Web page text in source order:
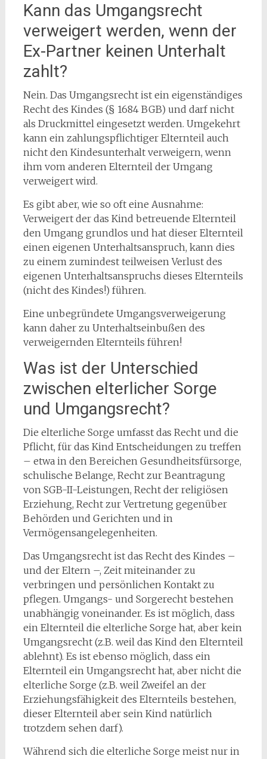
Kann das Umgangsrecht
verweigert werden, wenn der
Ex-Partner keinen Unterhalt
zahlt?
Nein. Das Umgangsrecht ist ein eigenständiges
Recht des Kindes (§ 1684 BGB) und darf nicht
als Druckmittel eingesetzt werden. Umgekehrt
kann ein zahlungspflichtiger Elternteil auch
nicht den Kindesunterhalt verweigern, wenn
ihm vom anderen Elternteil der Umgang
verweigert wird.
Es gibt aber, wie so oft eine Ausnahme:
Verweigert der das Kind betreuende Elternteil
den Umgang grundlos und hat dieser Elternteil
einen eigenen Unterhaltsanspruch, kann dies
zu einem zumindest teilweisen Verlust des
eigenen Unterhaltsanspruchs dieses Elternteils
(nicht des Kindes!) führen.
Eine unbegründete Umgangsverweigerung
kann daher zu Unterhaltseinbußen des
verweigernden Elternteils führen!
Was ist der Unterschied
zwischen elterlicher Sorge
und Umgangsrecht?
Die elterliche Sorge umfasst das Recht und die
Pflicht, für das Kind Entscheidungen zu treffen
– etwa in den Bereichen Gesundheitsfürsorge,
schulische Belange, Recht zur Beantragung
von SGB-II-Leistungen, Recht der religiösen
Erziehung, Recht zur Vertretung gegenüber
Behörden und Gerichten und in
Vermögensangelegenheiten.
Das Umgangsrecht ist das Recht des Kindes –
und der Eltern –, Zeit miteinander zu
verbringen und persönlichen Kontakt zu
pflegen. Umgangs- und Sorgerecht bestehen
unabhängig voneinander. Es ist möglich, dass
ein Elternteil die elterliche Sorge hat, aber kein
Umgangsrecht (z.B. weil das Kind den Elternteil
ablehnt). Es ist ebenso möglich, dass ein
Elternteil ein Umgangsrecht hat, aber nicht die
elterliche Sorge (z.B. weil Zweifel an der
Erziehungsfähigkeit des Elternteils bestehen,
dieser Elternteil aber sein Kind natürlich
trotzdem sehen darf).
Während sich die elterliche Sorge meist nur in